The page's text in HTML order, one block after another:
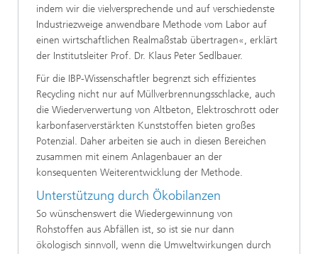
indem wir die vielversprechende und auf verschiedenste
Industriezweige anwendbare Methode vom Labor auf
einen wirtschaftlichen Realmaßstab übertragen«, erklärt
der Institutsleiter Prof. Dr. Klaus Peter Sedlbauer.
Für die IBP-Wissenschaftler begrenzt sich effizientes
Recycling nicht nur auf Müllverbrennungsschlacke, auch
die Wiederverwertung von Altbeton, Elektroschrott oder
karbonfaserverstärkten Kunststoffen bieten großes
Potenzial. Daher arbeiten sie auch in diesen Bereichen
zusammen mit einem Anlagenbauer an der
konsequenten Weiterentwicklung der Methode.
Unterstützung durch Ökobilanzen
So wünschenswert die Wiedergewinnung von
Rohstoffen aus Abfällen ist, so ist sie nur dann
ökologisch sinnvoll, wenn die Umweltwirkungen durch